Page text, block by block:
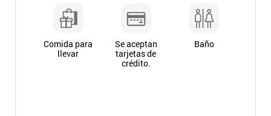
Comida para
llevar
Se aceptan
tarjetas de
crédito.
Baño